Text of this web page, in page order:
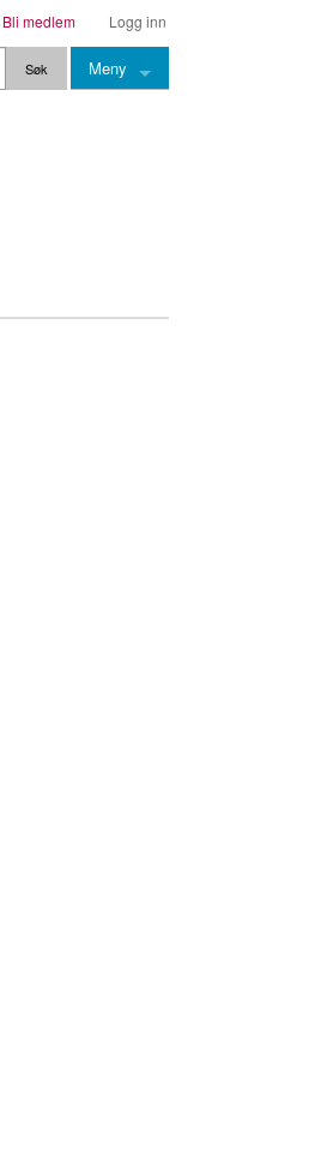
Logg inn
Bli medlem
Meny
Stemming